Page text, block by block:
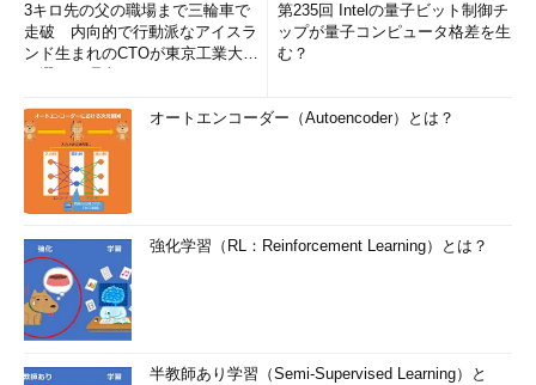
3キロ先の父の職場まで三輪車で
走破 内向的で行動派なアイスラ
ンド生まれのCTOが東京工業大学
第235回 Intelの量子ビット制御チ
ップが量子コンピュータ格差を生
む？
オートエンコーダー（Autoencoder）とは？
強化学習（RL：Reinforcement Learning）とは？
半教師あり学習（Semi-Supervised Learning）と